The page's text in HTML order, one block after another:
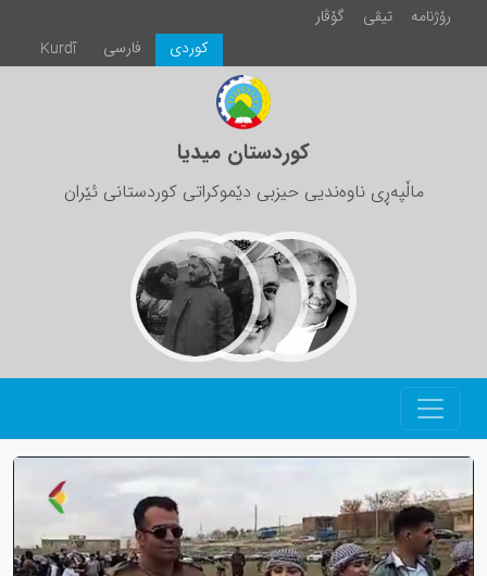
رۆژنامە تیڤی
گۆڤار
Kurdî
فارسی كوردی
کوردستان میدیا
ماڵپەڕی ناوەندیی حیزبی دێموکراتی کوردستانی ئێران